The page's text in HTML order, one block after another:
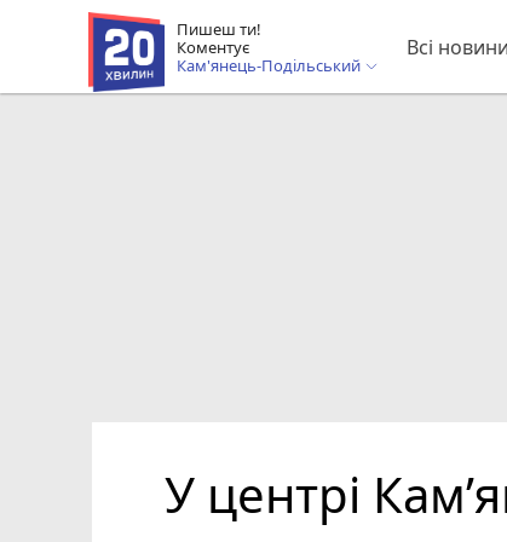
Пишеш ти!
Коментує
Кам'янець-Подільський
Всі новини
У центрі